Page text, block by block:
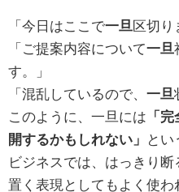
「今日はここで一旦 区切り
「ご提案内容について一旦
す。」
「混乱しているので、 一旦
このように、一旦には 「
開するかもしれない」
とい
ビジネスでは、はっきり
置く表現としてもよく使わ